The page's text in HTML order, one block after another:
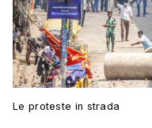
Le proteste in strada